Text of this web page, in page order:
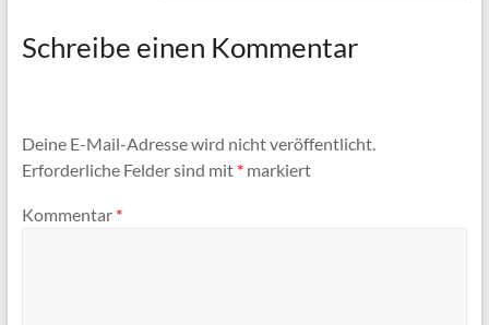
Schreibe einen Kommentar
Deine E-Mail-Adresse wird nicht veröffentlicht.
Erforderliche Felder sind mit *markiert
Kommentar *